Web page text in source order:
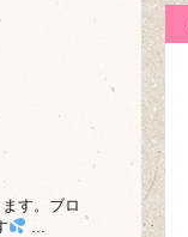
す。ブロ
...